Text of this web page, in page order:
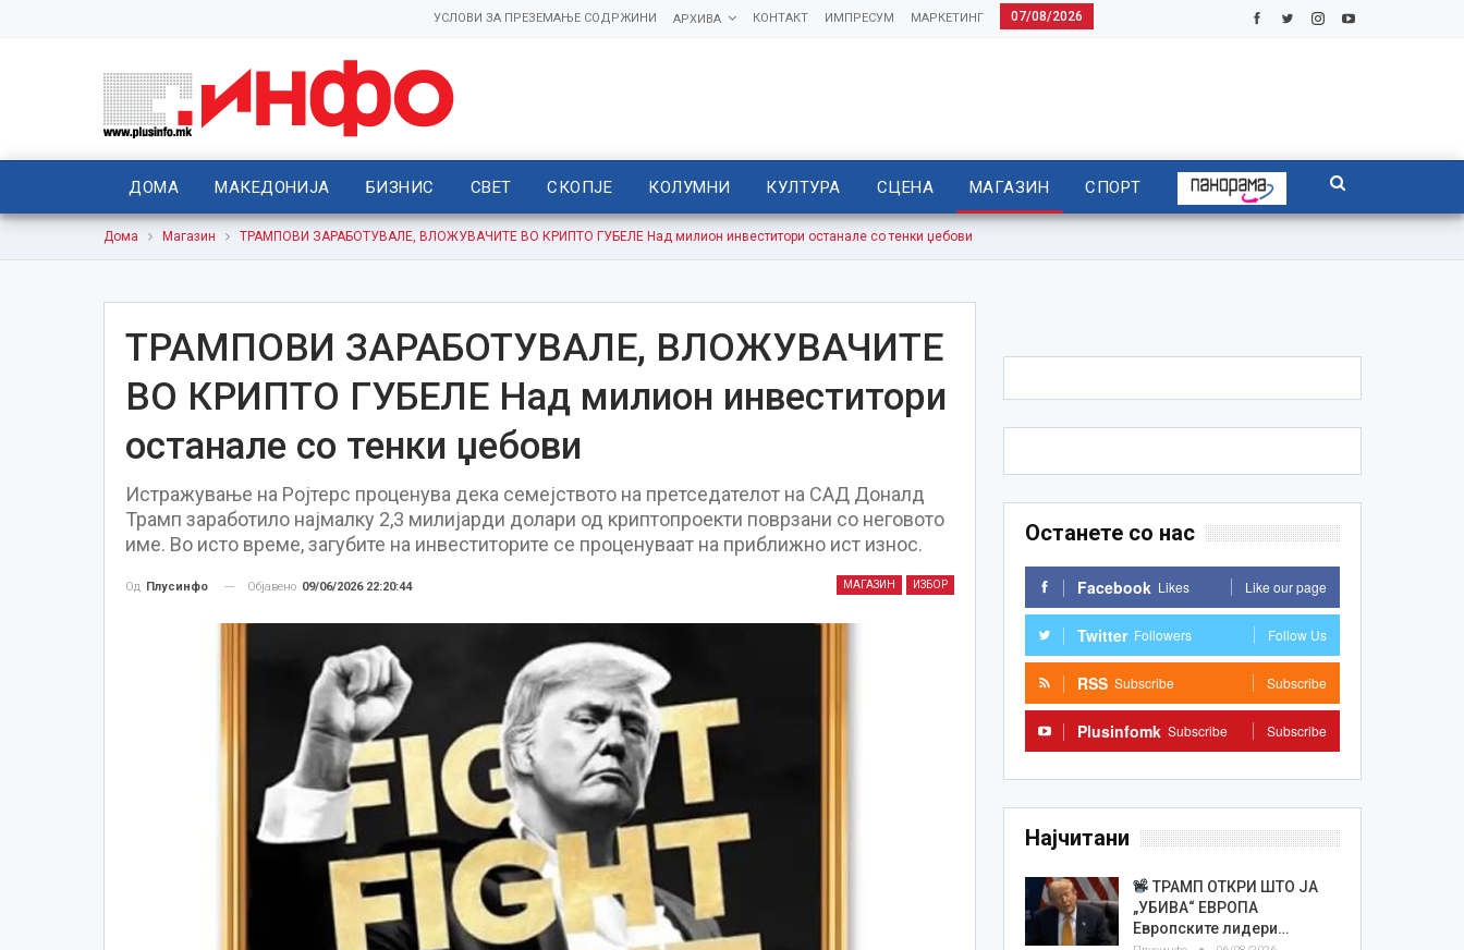
07/08/2026
МАРКЕТИНГ
ИМПРЕСУМ
КОНТАКТ
АРХИВА
УСЛОВИ ЗА ПРЕЗЕМАЊЕ СОДРЖИНИ
ДОМА МАКЕДОНИЈА БИЗНИС СВЕТ СКОПЈЕ КОЛУМНИ КУЛТУРА СЦЕНА МАГАЗИН СПОРТ
Дома Магазин ТРАМПОВИ ЗАРАБОТУВАЛЕ, ВЛОЖУВАЧИТЕ ВО КРИПТО ГУБЕЛЕ Над милион инвеститори останале со тенки џебови
ТРАМПОВИ ЗАРАБОТУВАЛЕ, ВЛОЖУВАЧИТЕ
ВО КРИПТО ГУБЕЛЕ Над милион инвеститори
останале со тенки џебови
Истражување на Ројтерс проценува дека семејството на претседателот на САД Доналд
Трамп заработило најмалку 2,3 милијарди долари од криптопроекти поврзани со неговото
име. Во исто време, загубите на инвеститорите се проценуваат на приближно ист износ.
МАГАЗИН ИЗБОР
Од Плусинфо Објавено 09/06/2026 22:20:44
Останете со нас
Facebook Likes Like our page
Twitter Followers Follow Us
RSS Subscribe Subscribe
Plusinfomk Subscribe Subscribe
Најчитани
ТРАМП ОТКРИ ШТО ЈА
„УБИВА“ ЕВРОПА
Европските лидери…